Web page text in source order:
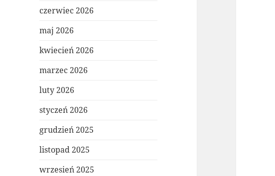
czerwiec 2026
maj 2026
kwiecień 2026
marzec 2026
luty 2026
styczeń 2026
grudzień 2025
listopad 2025
wrzesień 2025